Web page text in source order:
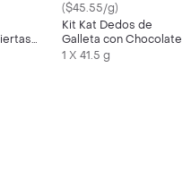
($45.55/g)
Kit Kat Dedos de
Galleta con Chocolate
1 X 41.5 g